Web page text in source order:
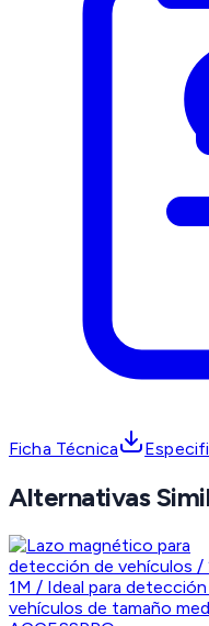
Ficha Técnica
Alternativas